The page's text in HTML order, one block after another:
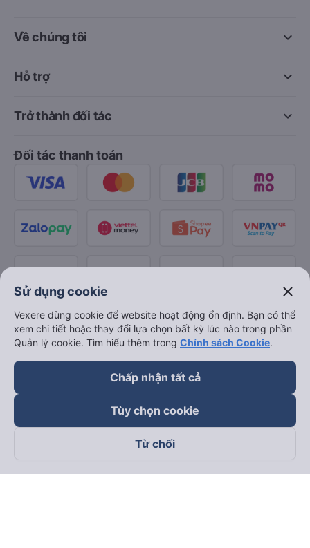
keyboard_arrow_down
Về chúng tôi
keyboard_arrow_down
Hỗ trợ
keyboard_arrow_down
Trở thành đối tác
Đối tác thanh toán
Theo dõi chúng tôi trên
Sử dụng cookie close
Vexere dùng cookie để website hoạt động ổn định. Bạn có thể
xem chi tiết hoặc thay đổi lựa chọn bất kỳ lúc nào trong phần
Quản lý cookie. Tìm hiểu thêm trong Chính sách Cookie.
Chấp nhận tất cả
Tùy chọn cookie
Từ chối